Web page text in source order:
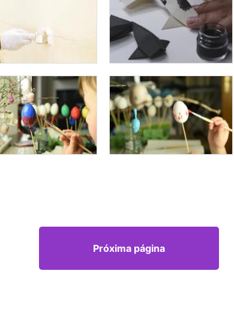
Próxima página